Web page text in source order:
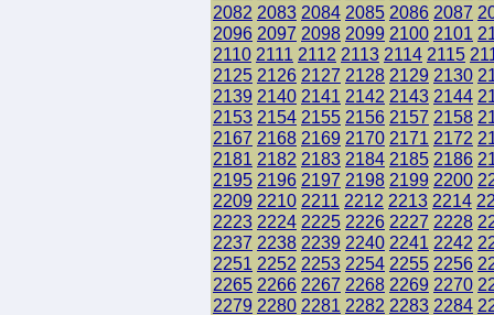
2082 2083 2084 2085 2086 2087
2096 2097 2098 2099 2100 2101
2110 2111 2112 2113 2114 2115
2125 2126 2127 2128 2129 2130
2139 2140 2141 2142 2143 2144
2153 2154 2155 2156 2157 2158
2167 2168 2169 2170 2171 2172
2181 2182 2183 2184 2185 2186
2195 2196 2197 2198 2199 2200
2209 2210 2211 2212 2213 2214
2223 2224 2225 2226 2227 2228
2237 2238 2239 2240 2241 2242
2251 2252 2253 2254 2255 2256
2265 2266 2267 2268 2269 2270
2279 2280 2281 2282 2283 2284